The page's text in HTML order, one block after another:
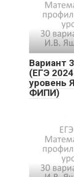
Вариант
(ЕГЭ
уровень
ФИПИ)